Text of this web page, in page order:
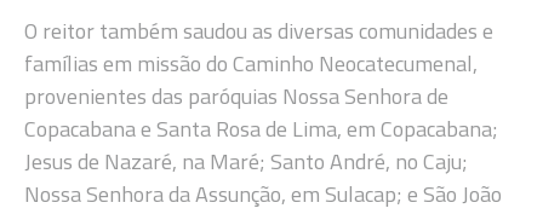
O reitor também saudou as diversas comunidades e
famílias em missão do Caminho Neocatecumenal,
provenientes das paróquias Nossa Senhora de
Copacabana e Santa Rosa de Lima, em Copacabana;
Jesus de Nazaré, na Maré; Santo André, no Caju;
Nossa Senhora da Assunção, em Sulacap; e São João